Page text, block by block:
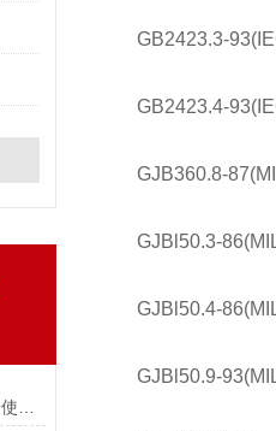
GB2423.3-
GB2423.4-
GJB360.8-
GJBl50.3-
GJBl50.4-
GJBl50.9-